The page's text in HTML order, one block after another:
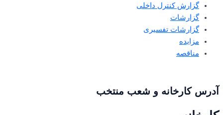
گزارش کنترل داخلی
گزارشات
گزارشات تفسیری
مزایده
مناقصه
آدرس کارخانه و شعب منتخب